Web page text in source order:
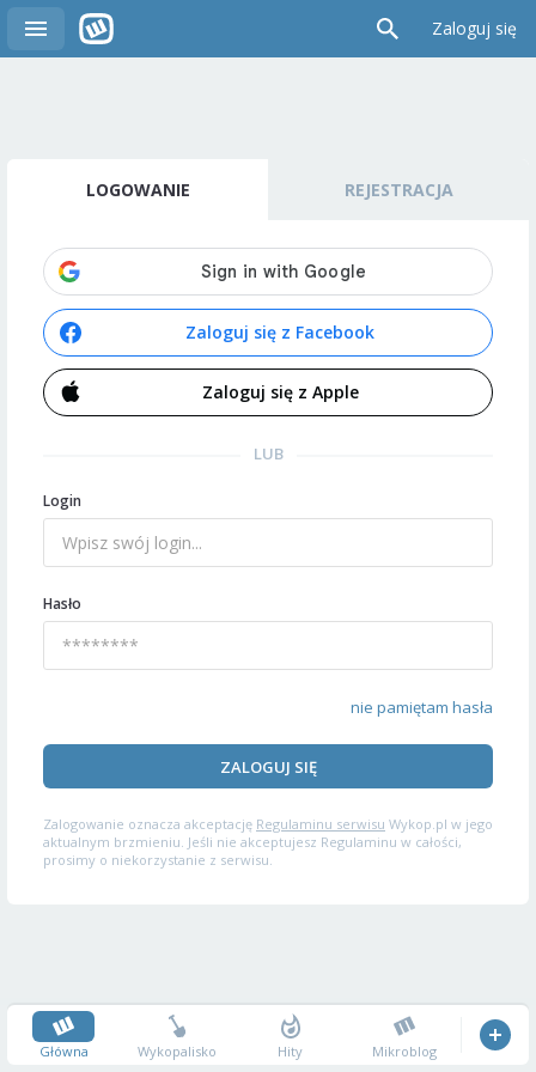
Zaloguj się
LOGOWANIE REJESTRACJA
Zaloguj się z Facebook
Zaloguj się z Apple
LUB
Login
Hasło
nie pamiętam hasła
ZALOGUJ SIĘ
Zalogowanie oznacza akceptację Regulaminu serwisu Wykop.pl w jego
aktualnym brzmieniu. Jeśli nie akceptujesz Regulaminu w całości,
prosimy o niekorzystanie z serwisu.
Główna Wykopalisko Hity Mikroblog